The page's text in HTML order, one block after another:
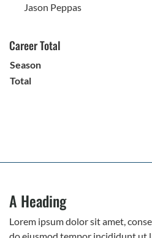
Jason Peppas
Career Total
Season
Total
A Heading
Lorem ipsum dolor sit amet,